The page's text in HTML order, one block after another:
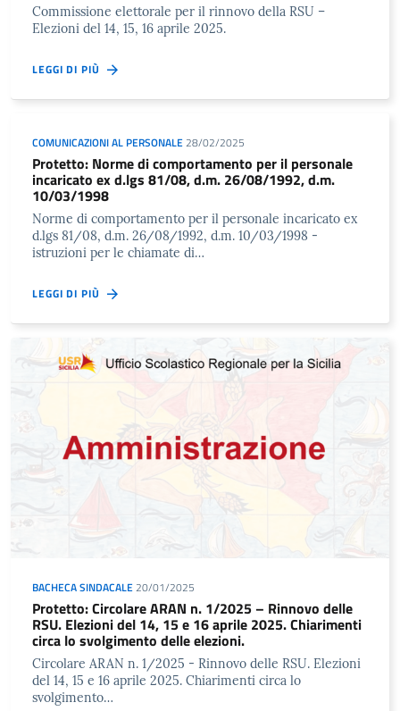
Commissione elettorale per il rinnovo della RSU –
Elezioni del 14, 15, 16 aprile 2025.
LEGGI DI PIÙ
COMUNICAZIONI AL PERSONALE 28/02/2025
Protetto: Norme di comportamento per il personale
incaricato ex d.lgs 81/08, d.m. 26/08/1992, d.m.
10/03/1998
Norme di comportamento per il personale incaricato ex
d.lgs 81/08, d.m. 26/08/1992, d.m. 10/03/1998 -
istruzioni per le chiamate di…
LEGGI DI PIÙ
BACHECA SINDACALE 20/01/2025
Protetto: Circolare ARAN n. 1/2025 – Rinnovo delle
RSU. Elezioni del 14, 15 e 16 aprile 2025. Chiarimenti
circa lo svolgimento delle elezioni.
Circolare ARAN n. 1/2025 - Rinnovo delle RSU. Elezioni
del 14, 15 e 16 aprile 2025. Chiarimenti circa lo
svolgimento…